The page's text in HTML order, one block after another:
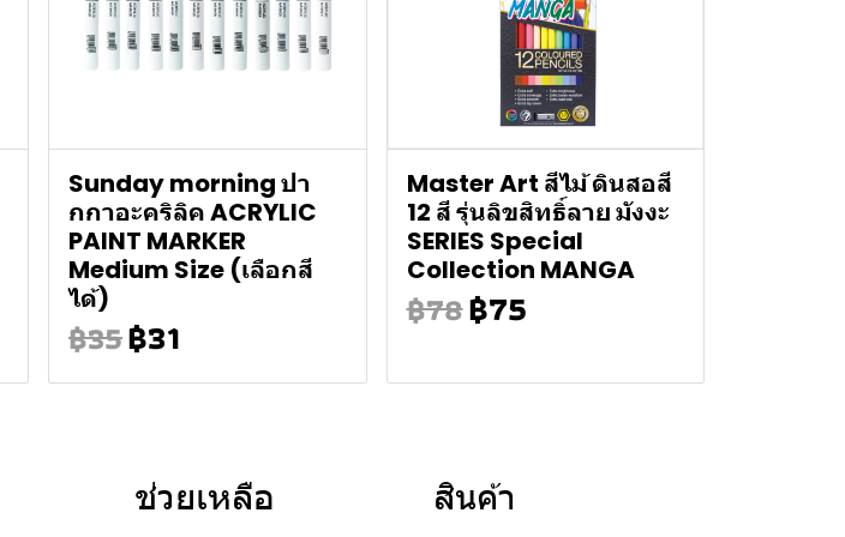
Sunday morning ปา
กกาอะคริลิค ACRYLIC
PAINT MARKER
Medium Size (เลือกสี
ได้)
฿35฿31
Master Art สีไม้ ดินสอสี
12 สี รุ่นลิขสิทธิ์ลาย มังงะ
SERIES Special
Collection MANGA
฿78฿75
ช่วยเหลือ สินค้า